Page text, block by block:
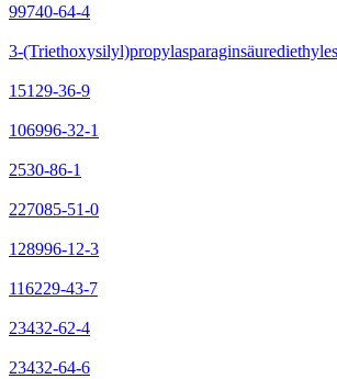
99740-64-4
3-
15129-36-9
106996-32-1
2530-86-1
227085-51-0
128996-12-3
116229-43-7
23432-62-4
23432-64-6